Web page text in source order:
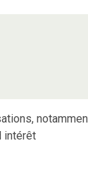
intérêt